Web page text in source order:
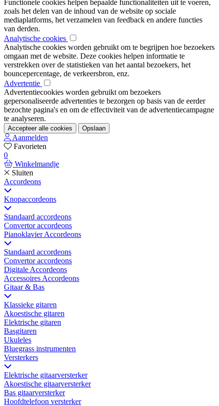
Functionele cookies helpen bepaalde functionaliteiten uit te voeren,
zoals het delen van de inhoud van de website op sociale
mediaplatforms, het verzamelen van feedback en andere functies
van derden.
Analytische cookies
Analytische cookies worden gebruikt om te begrijpen hoe bezoekers
omgaan met de website. Deze cookies helpen informatie te
verstrekken over de statistieken van het aantal bezoekers, het
bouncepercentage, de verkeersbron, enz.
Advertentie
Advertentiecookies worden gebruikt om bezoekers
gepersonaliseerde advertenties te bezorgen op basis van de eerder
bezochte pagina's en om de effectiviteit van de advertentiecampagne
te analyseren.
Accepteer alle cookies Opslaan
Aanmelden
Favorieten
0
Winkelmandje
Sluiten
Accordeons
Knopaccordeons
Standaard accordeons
Convertor accordeons
Pianoklavier Accordeons
Standaard accordeons
Convertor accordeons
Digitale Accordeons
Accessoires Accordeons
Gitaar & Bas
Klassieke gitaren
Akoestische gitaren
Elektrische gitaren
Basgitaren
Ukuleles
Bluegrass instrumenten
Versterkers
Elektrische gitaarversterker
Akoestische gitaarversterker
Bas gitaarversterker
Hoofdtelefoon versterker